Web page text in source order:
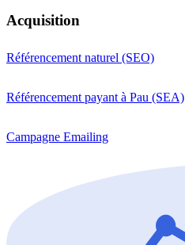
Acquisition
Référencement naturel (SEO)
Référencement payant à Pau (SEA)
Campagne Emailing